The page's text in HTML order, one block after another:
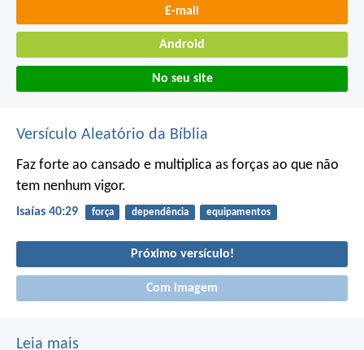
E-mail
Android
No seu site
Versículo Aleatório da Bíblia
Faz forte ao cansado e multiplica as forças ao que não
tem nenhum vigor.
Isaías 40:29 força dependência equipamentos
Próximo versículo!
Com imagem
Leia mais